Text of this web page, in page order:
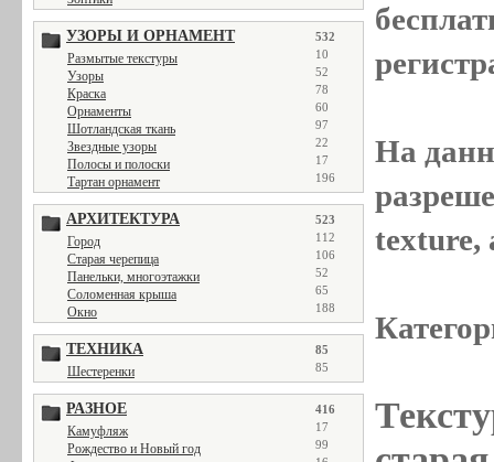
УЗОРЫ И ОРНАМЕНТ 532
Размытые текстуры 10
Узоры 52
Краска 78
Орнаменты 60
Шотландская ткань 97
Звездные узоры 22
Полосы и полоски 17
Тартан орнамент 196
АРХИТЕКТУРА 523
Город 112
Старая черепица 106
Панельки, многоэтажки 52
Соломенная крыша 65
Окно 188
ТЕХНИКА 85
Шестеренки 85
РАЗНОЕ 416
Камуфляж 17
Рождество и Новый год 99
На
texture,